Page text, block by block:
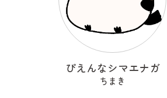
ぴえんなシマエナガ
ちまき